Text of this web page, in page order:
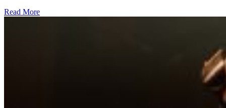
Read More